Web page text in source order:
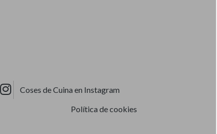
Coses de Cuina en Instagram
Política de cookies